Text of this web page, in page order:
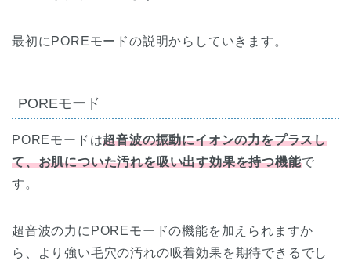
最初にPOREモードの説明からしていきます。
POREモード
POREモードは超音波の振動にイオンの力をプラスし
て、お肌についた汚れを吸い出す効果を持つ機能で
す。
超音波の力にPOREモードの機能を加えられますか
ら、より強い毛穴の汚れの吸着効果を期待できるでし